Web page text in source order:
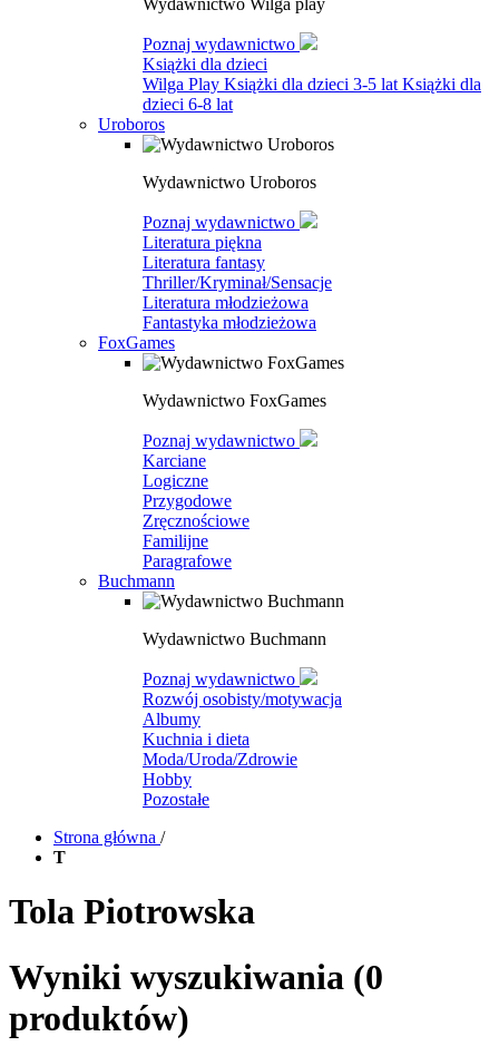
Wydawnictwo Wilga play
Poznaj wydawnictwo
Książki dla dzieci
Wilga Play Książki dla dzieci 3-5 lat Książki dla
dzieci 6-8 lat
Uroboros
Wydawnictwo Uroboros
Poznaj wydawnictwo
Literatura piękna
Literatura fantasy
Thriller/Kryminał/Sensacje
Literatura młodzieżowa
Fantastyka młodzieżowa
FoxGames
Wydawnictwo FoxGames
Poznaj wydawnictwo
Karciane
Logiczne
Przygodowe
Zręcznościowe
Familijne
Paragrafowe
Buchmann
Wydawnictwo Buchmann
Poznaj wydawnictwo
Rozwój osobisty/motywacja
Albumy
Kuchnia i dieta
Moda/Uroda/Zdrowie
Hobby
Pozostałe
Strona główna /
T
Tola Piotrowska
Wyniki wyszukiwania (0
produktów)